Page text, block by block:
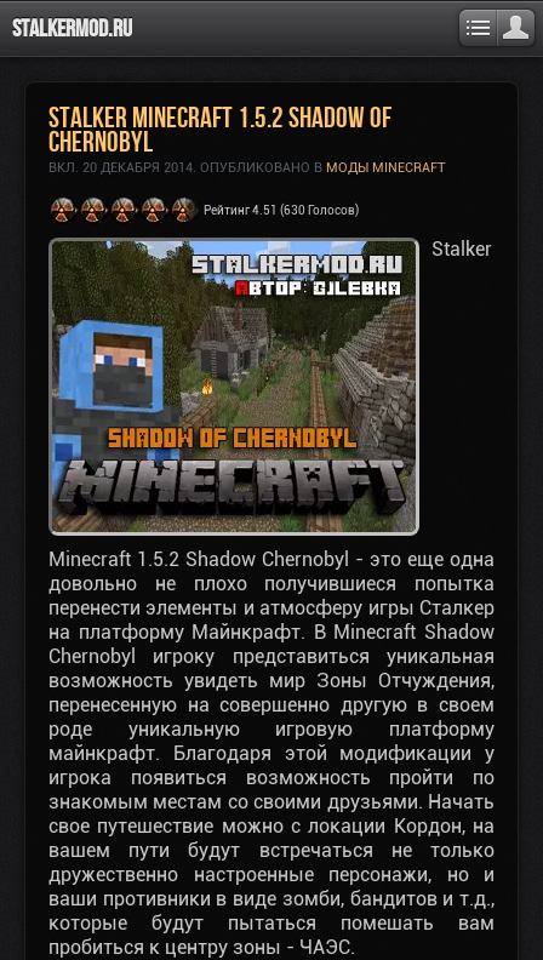
Stalkermod.ru
Stalker Minecraft 1.5.2 Shadow of
Chernobyl
ВКЛ. 20 ДЕКАБРЯ 2014. ОПУБЛИКОВАНО В МОДЫ MINECRAFT
Рейтинг 4.51 (630 Голосов)
Stalker
Minecraft 1.5.2 Shadow Chernobyl - это еще одна
довольно не плохо получившиеся попытка
перенести элементы и атмосферу игры Сталкер
на платформу Майнкрафт. В Minecraft Shadow
Chernobyl игроку представиться уникальная
возможность увидеть мир Зоны Отчуждения,
перенесенную на совершенно другую в своем
роде уникальную игровую платформу
майнкрафт. Благодаря этой модификации у
игрока появиться возможность пройти по
знакомым местам со своими друзьями. Начать
свое путешествие можно с локации Кордон, на
вашем пути будут встречаться не только
дружественно настроенные персонажи, но и
ваши противники в виде зомби, бандитов и т.д.,
которые будут пытаться помешать вам
пробиться к центру зоны - ЧАЭС.